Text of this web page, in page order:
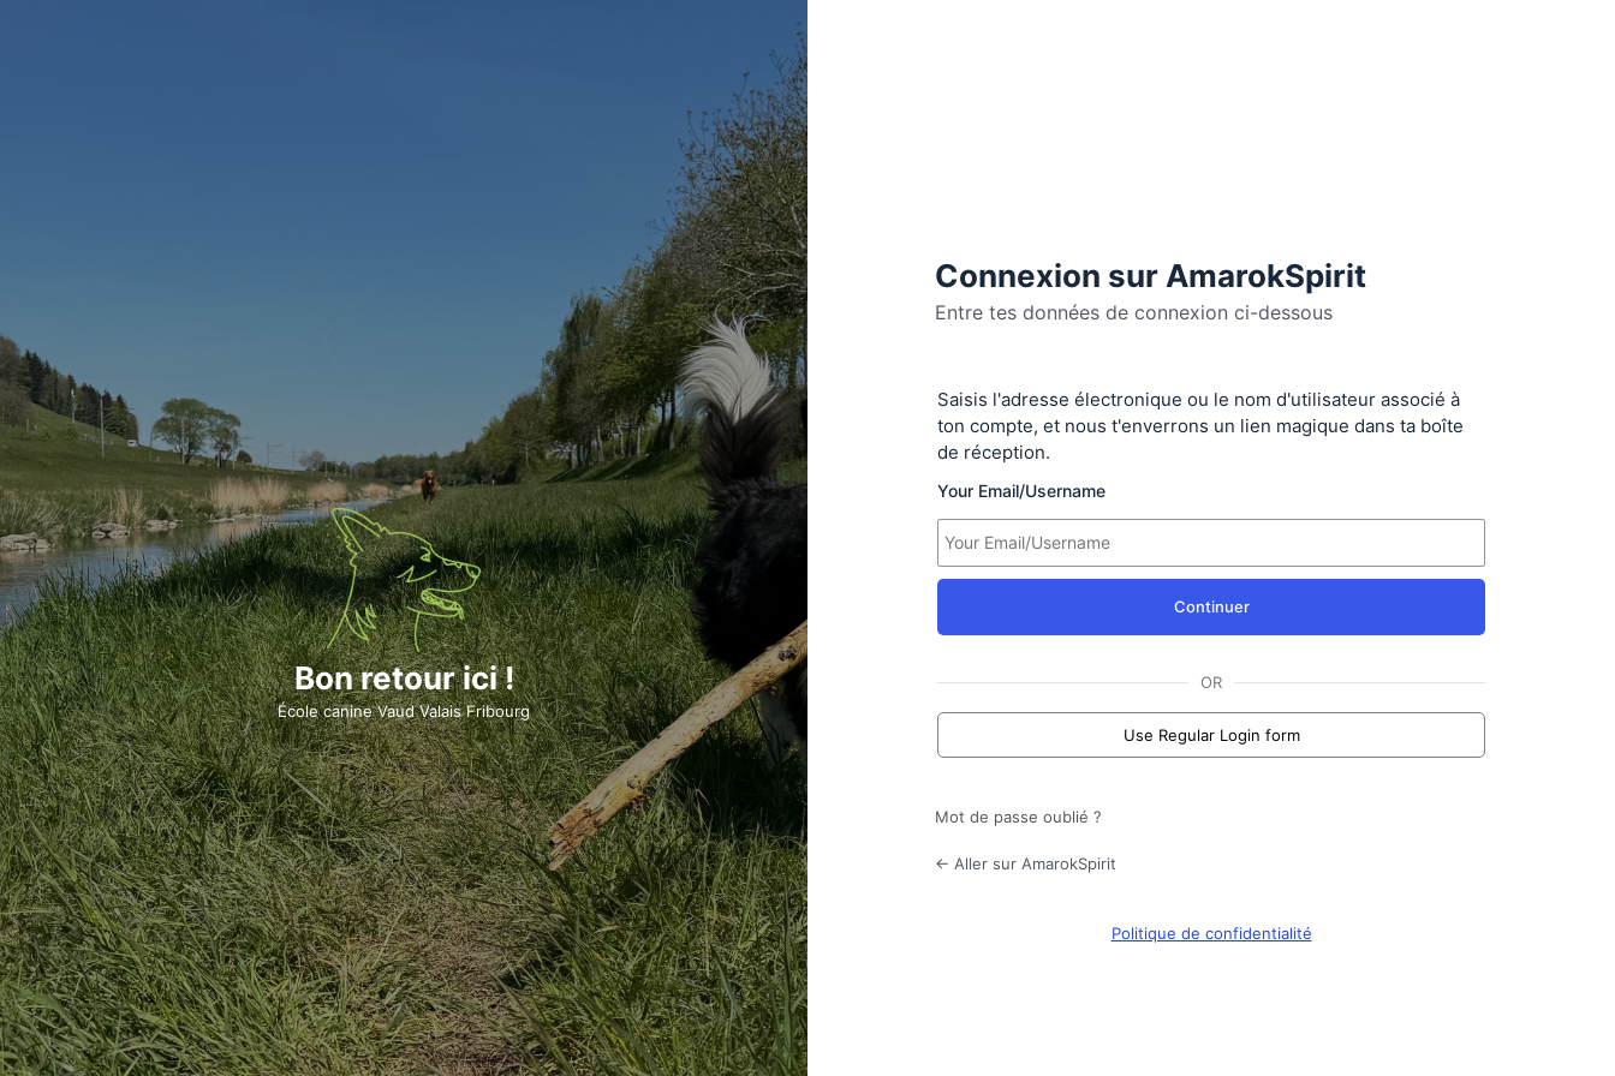
Connexion sur AmarokSpirit
Entre tes données de connexion ci-dessous
Se
connecter
Saisis l'adresse électronique ou le nom d'utilisateur associé à
ton compte, et nous t'enverrons un lien magique dans ta boîte
de réception.
Your Email/Username
Continuer
OR
Use Regular Login form
Mot de passe oublié ?
← Aller sur AmarokSpirit
Politique de confidentialité
Bon retour ici !
École canine Vaud Valais Fribourg